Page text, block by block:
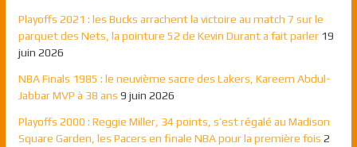
Playoffs 2021 : les Bucks arrachent la victoire au match 7 sur le
parquet des Nets, la pointure 52 de Kevin Durant a fait parler 19
juin 2026
NBA Finals 1985 : le neuvième sacre des Lakers, Kareem Abdul-
Jabbar MVP à 38 ans 9 juin 2026
Playoffs 2000 : Reggie Miller, 34 points, s’est régalé au Madison
Square Garden, les Pacers en finale NBA pour la première fois 2